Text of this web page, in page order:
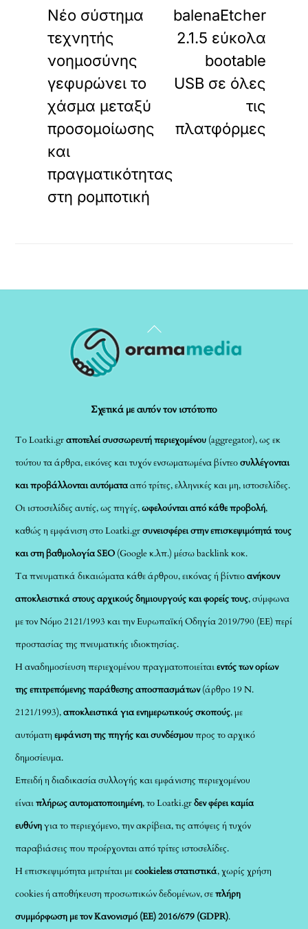
Νέο σύστημα
τεχνητής
νοημοσύνης
γεφυρώνει το
χάσμα μεταξύ
προσομοίωσης
και
πραγματικότητας
στη ρομποτική
balenaEtcher
2.1.5 εύκολα
bootable
USB σε όλες
τις
πλατφόρμες
Back
To
Σχετικά με αυτόν τον ιστότοπο
Το Loatki.grαποτελεί συσσωρευτή περιεχομένου (aggregator), ως εκ
τούτου τα άρθρα, εικόνες και τυχόν ενσωματωμένα βίντεοσυλλέγονται
και προβάλλονται αυτόματααπό τρίτες, ελληνικές και μη, ιστοσελίδες.
Οι ιστοσελίδες αυτές, ως πηγές,ωφελούνται από κάθε προβολή,
καθώς η εμφάνιση στο Loatki.grσυνεισφέρει στην επισκεψιμότητά τους
και στη βαθμολογία SEO (Google κ.λπ.) μέσω backlink κοκ.
Τα πνευματικά δικαιώματα κάθε άρθρου, εικόνας ή βίντεοανήκουν
αποκλειστικά στους αρχικούς δημιουργούς και φορείς τους, σύμφωνα
με τον Νόμο 2121/1993 και την Ευρωπαϊκή Οδηγία 2019/790 (ΕΕ) περί
προστασίας της πνευματικής ιδιοκτησίας.
Η αναδημοσίευση περιεχομένου πραγματοποιείταιεντός των ορίων
της επιτρεπόμενης παράθεσης αποσπασμάτων(άρθρο 19 Ν.
2121/1993),αποκλειστικά για ενημερωτικούς σκοπούς, με
αυτόματηεμφάνιση της πηγής και συνδέσμουπρος το αρχικό
δημοσίευμα.
Επειδή η διαδικασία συλλογής και εμφάνισης περιεχομένου
είναιπλήρως αυτοματοποιημένη, το Loatki.grδεν φέρει καμία
ευθύνηγια το περιεχόμενο, την ακρίβεια, τις απόψεις ή τυχόν
παραβιάσεις που προέρχονται από τρίτες ιστοσελίδες.
Η επισκεψιμότητα μετριέται μεcookieless στατιστικά, χωρίς χρήση
cookies ή αποθήκευση προσωπικών δεδομένων, σεπλήρη
συμμόρφωση με τον Κανονισμό (ΕΕ) 2016/679 (GDPR).